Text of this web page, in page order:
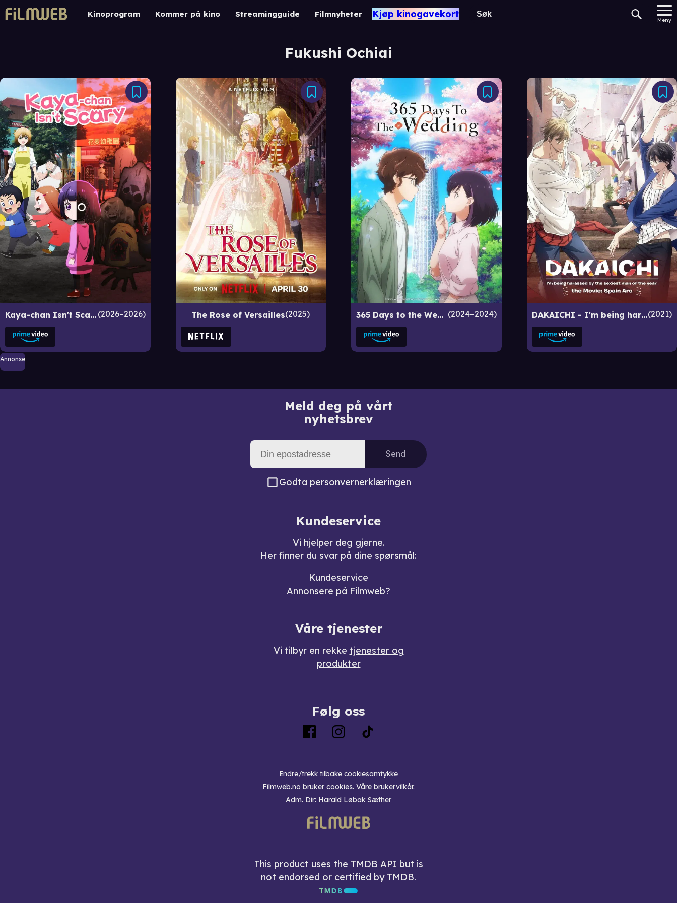
Kinoprogram Kommer på kino Streamingguide Filmnyheter Kjøp kinogavekort
Meny
Fukushi Ochiai
Kaya-chan Isn't Scary 2026–2026 The Rose of Versailles 2025 365 Days to the Wedding 2024–2024 DAKAICHI - I'm being harassed by the sexiest man of the year - the Movie: Spain Arc 2021
Annonse
Meld deg på vårt
nyhetsbrev
Send
Godta personvernerklæringen
Kundeservice
Vi hjelper deg gjerne.
Her finner du svar på dine spørsmål:
Kundeservice
Annonsere på Filmweb?
Våre tjenester
Vi tilbyr en rekke tjenester og
produkter
Følg oss
Endre/trekk tilbake cookiesamtykke
Filmweb.no bruker cookies. Våre brukervilkår.
Adm. Dir: Harald Løbak Sæther
This product uses the TMDB API but is
not endorsed or certified by TMDB.